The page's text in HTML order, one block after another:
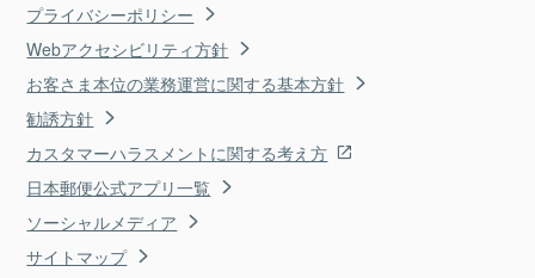
プライバシーポリシー
Webアクセシビリティ方針
お客さま本位の業務運営に関する基本方針
勧誘方針
カスタマーハラスメントに関する考え方
日本郵便公式アプリ一覧
ソーシャルメディア
サイトマップ